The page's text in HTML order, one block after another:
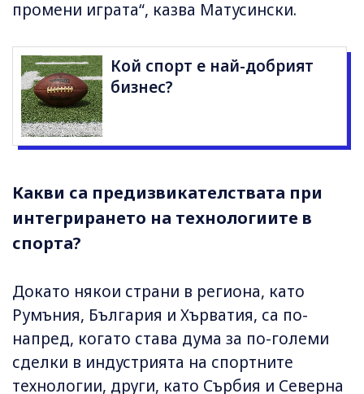
промени играта“, казва Матусински.
Кой спорт е най-добрият
бизнес?
Какви са предизвикателствата при
интегрирането на технологиите в
спорта?
Докато някои страни в региона, като
Румъния, България и Хърватия, са по-
напред, когато става дума за по-големи
сделки в индустрията на спортните
технологии, други, като Сърбия и Северна